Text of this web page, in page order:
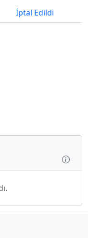
İptal Edildi